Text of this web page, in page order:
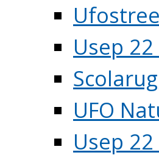
Usep
UFO
Usep